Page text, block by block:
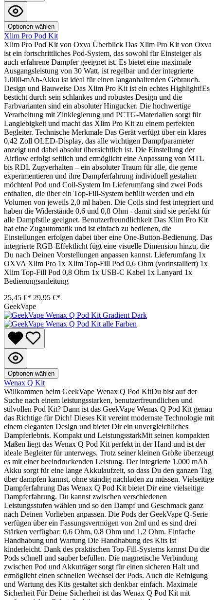
Optionen wählen
Xlim Pro Pod Kit
Xlim Pro Pod Kit von Oxva Überblick Das Xlim Pro Kit von Oxva
ist ein fortschrittliches Pod-System, das sowohl für Einsteiger als
auch erfahrene Dampfer geeignet ist. Es bietet eine maximale
Ausgangsleistung von 30 Watt, ist regelbar und der integrierte
1.000-mAh-Akku ist ideal für einen langanhaltenden Gebrauch.
Design und Bauweise Das Xlim Pro Kit ist ein echtes Highlight!Es
besticht durch sein schlankes und robustes Design und die
Farbvarianten sind ein absoluter Hingucker. Die hochwertige
Verarbeitung mit Zinklegierung und PCTG-Materialien sorgt für
Langlebigkeit und macht das Xlim Pro Kit zu einem perfekten
Begleiter. Technische Merkmale Das Gerät verfügt über ein klares
0,42 Zoll OLED-Display, das alle wichtigen Dampfparameter
anzeigt und dabei absolut übersichtlich ist. Die Einstellung der
Airflow erfolgt seitlich und ermöglicht eine Anpassung von MTL
bis RDL Zugverhalten – ein absoluter Traum für alle, die gerne
experimentieren und ihre Dampferfahrung individuell gestalten
möchten! Pod und Coil-System Im Lieferumfang sind zwei Pods
enthalten, die über ein Top-Fill-System befüllt werden und ein
Volumen von jeweils 2,0 ml haben. Die Coils sind fest integriert und
haben die Widerstände 0,6 und 0,8 Ohm - damit sind sie perfekt für
alle Dampfstile geeignet. Benutzerfreundlichkeit Das Xlim Pro Kit
hat eine Zugautomatik und ist einfach zu bedienen, die
Einstellungen erfolgen dabei über eine One-Button-Bedienung. Das
integrierte RGB-Effektlicht fügt eine visuelle Dimension hinzu, die
Du nach Deinen Vorstellungen anpassen kannst. Lieferumfang 1x
OXVA Xlim Pro 1x Xlim Top-Fill Pod 0,6 Ohm (vorinstalliert) 1x
Xlim Top-Fill Pod 0,8 Ohm 1x USB-C Kabel 1x Lanyard 1x
Bedienungsanleitung
25,45 €* 29,95 €*
GeekVape
Optionen wählen
Wenax Q Kit
Willkommen beim GeekVape Wenax Q Pod KitDu bist auf der
Suche nach einem leistungsstarken, benutzerfreundlichen und
stilvollen Pod Kit? Dann ist das GeekVape Wenax Q Pod Kit genau
das Richtige für Dich! Dieses Kit vereint modernste Technologie mit
einem eleganten Design und bietet Dir ein unvergleichliches
Dampferlebnis. Kompakt und LeistungsstarkMit seinen kompakten
Maßen liegt das Wenax Q Pod Kit perfekt in der Hand und ist der
ideale Begleiter für unterwegs. Trotz seiner kleinen Größe überzeugt
es mit einer beeindruckenden Leistung. Der integrierte 1.000 mAh
Akku sorgt für eine lange Akkulaufzeit, so dass Du den ganzen Tag
über dampfen kannst, ohne ständig nachladen zu müssen. Vielseitige
Dampferfahrung Das Wenax Q Pod Kit bietet Dir eine vielseitige
Dampferfahrung. Du kannst zwischen verschiedenen
Leistungsstufen wählen und so den Dampf und Geschmack ganz
nach Deinen Vorlieben anpassen. Die Pods der GeekVape Q-Serie
verfügen über ein Fassungsvermögen von 2ml und es sind drei
Stärken verfügbar: 0,6 Ohm, 0,8 Ohm und 1,2 Ohm. Einfache
Handhabung und Wartung Die Handhabung des Kits ist
kinderleicht. Dank des praktischen Top-Fill-Systems kannst Du die
Pods schnell und sauber befüllen. Die magnetische Verbindung
zwischen Pod und Akkuträger sorgt für einen sicheren Halt und
ermöglicht einen schnellen Wechsel der Pods. Auch die Reinigung
und Wartung des Kits gestaltet sich denkbar einfach. Maximale
Sicherheit Für Deine Sicherheit ist das Wenax Q Pod Kit mit